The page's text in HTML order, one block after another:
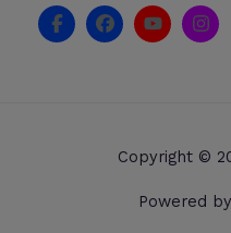
F
a
c
F
a
c
Y
o
u
I
n
s
m
Copyright ©
Powered